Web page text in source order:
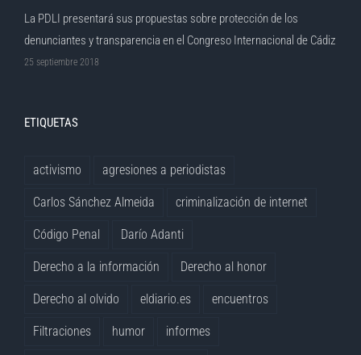
La PDLI presentará sus propuestas sobre protección de los
denunciantes y transparencia en el Congreso Internacional de Cádiz
25 septiembre 2018
ETIQUETAS
activismo agresiones a periodistas
Carlos Sánchez Almeida criminalización de internet
Código Penal Darío Adanti
Derecho a la información Derecho al honor
Derecho al olvido eldiario.es encuentros
Filtraciones humor informes